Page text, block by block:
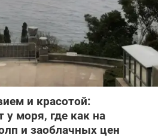
и красотой:
у моря, где как на
и заоблачных цен